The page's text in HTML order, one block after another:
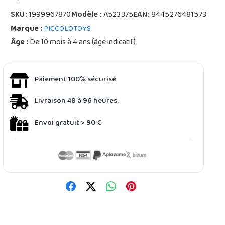
SKU:1999967870Modèle :A523375EAN:8445276481573
Marque :PICCOLOTOYS
Âge :De 10 mois à 4 ans (âge indicatif)
Paiement 100% sécurisé
Livraison 48 à 96 heures.
Envoi gratuit > 90 €